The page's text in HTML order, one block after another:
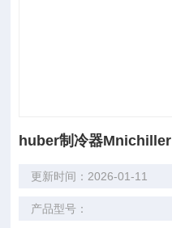
huber制冷器Mnichiller
更新时间：2026-01-11
产品型号：